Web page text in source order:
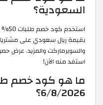
السعودية؟
استخدم كود خصم طلبات 50% التالي
بقيمة ريال سعودي على
والسوبرماركت والمزيد. عرض
استفد منه الآن!
ما هو كود خصم
6/8/2026؟